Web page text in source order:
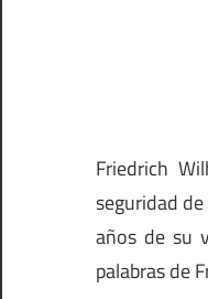
Friedrich
seguridad
años de su
palabras de